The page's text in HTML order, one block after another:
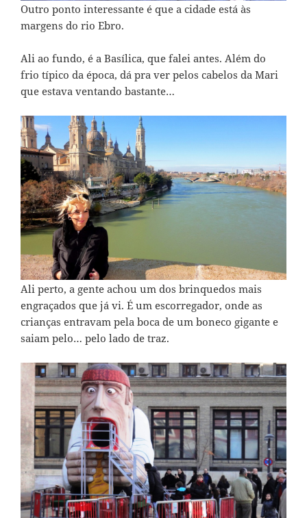
Outro ponto interessante é que a cidade está às
margens do rio Ebro.
Ali ao fundo, é a Basílica, que falei antes. Além do
frio típico da época, dá pra ver pelos cabelos da Mari
que estava ventando bastante…
Ali perto, a gente achou um dos brinquedos mais
engraçados que já vi. É um escorregador, onde as
crianças entravam pela boca de um boneco gigante e
saiam pelo… pelo lado de traz.